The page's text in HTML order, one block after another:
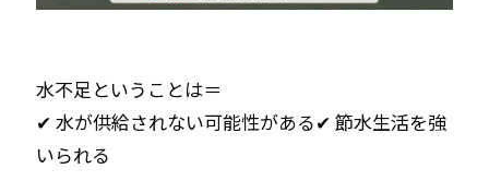
水不足ということは＝
✔ 水が供給されない可能性がある✔ 節水生活を強
いられる